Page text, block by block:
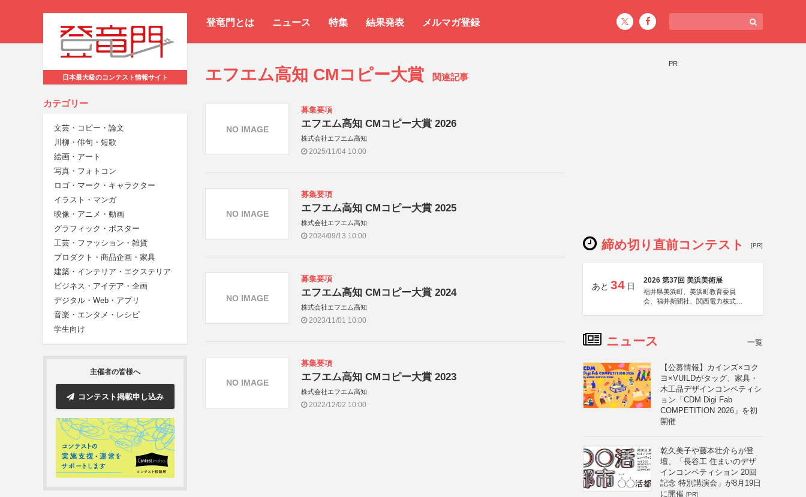
登竜門とは ニュース 特集 結果発表 メルマガ登録
日本最大級のコンテスト情報サイト
カテゴリー
文芸・コピー・論文
川柳・俳句・短歌
絵画・アート
写真・フォトコン
ロゴ・マーク・キャラクター
イラスト・マンガ
映像・アニメ・動画
グラフィック・ポスター
工芸・ファッション・雑貨
プロダクト・商品企画・家具
建築・インテリア・エクステリア
ビジネス・アイデア・企画
デジタル・Web・アプリ
音楽・エンタメ・レシピ
学生向け
主催者の皆様へ
コンテスト掲載申し込み
エフエム高知 CMコピー大賞 関連記事
募集要項
エフエム高知 CMコピー大賞 2026
株式会社エフエム高知
2025/11/04 10:00
NO IMAGE
募集要項
エフエム高知 CMコピー大賞 2025
株式会社エフエム高知
2024/09/13 10:00
NO IMAGE
募集要項
エフエム高知 CMコピー大賞 2024
株式会社エフエム高知
2023/11/01 10:00
NO IMAGE
募集要項
エフエム高知 CMコピー大賞 2023
株式会社エフエム高知
2022/12/02 10:00
NO IMAGE
PR
締め切り直前コンテスト [PR]
あと 34 日
2026 第37回 美浜美術展
福井県美浜町、美浜町教育委員
会、福井新聞社、関西電力株式会
ニュース 一覧
【公募情報】カインズ×コク
ヨ×VUILDがタッグ、家具・
木工品デザインコンペティシ
ョン「CDM Digi Fab
COMPETITION 2026」を初
開催
乾久美子や藤本壮介らが登
壇、「長谷工 住まいのデザ
インコンペティション 20回
記念 特別講演会」が8月19日
に開催 [PR]